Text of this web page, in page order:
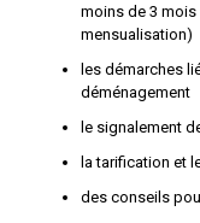
moins de 3 mois
mensualisation)
les démarches
déménagement
le signalement
la tarification et
des conseils